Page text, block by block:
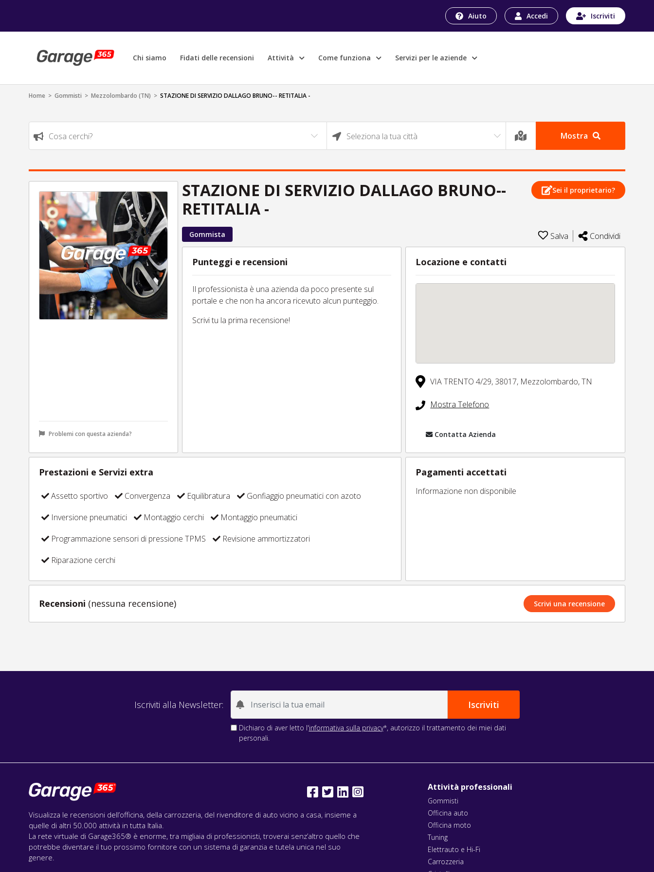
Aiuto Accedi Iscriviti
Chi siamo Fidati delle recensioni Attività Come funziona Servizi per le aziende
Home > Gommisti > Mezzolombardo (TN) > STAZIONE DI SERVIZIO DALLAGO BRUNO-- RETITALIA -
Cosa cerchi? Seleziona la tua città Mostra
Problemi con questa azienda?
STAZIONE DI SERVIZIO DALLAGO BRUNO--
RETITALIA -
Sei il proprietario?
Gommista Salva Condividi
Punteggi e recensioni
Il professionista è una azienda da poco presente sul
portale e che non ha ancora ricevuto alcun punteggio.
Scrivi tu la prima recensione!
Locazione e contatti
VIA TRENTO 4/29, 38017, Mezzolombardo,TN
Mostra Telefono
Contatta Azienda
Prestazioni e Servizi extra
Assetto sportivo Convergenza Equilibratura
Gonfiaggio pneumatici con azoto
Inversione pneumatici
Montaggio cerchi
Montaggio pneumatici
Programmazione sensori di pressione TPMS
Revisione ammortizzatori
Riparazione cerchi
Pagamenti accettati
Informazione non disponibile
Recensioni (nessuna recensione) Scrivi una recensione
Iscriviti alla Newsletter:
Dichiaro di aver letto l'informativa sulla privacy*, autorizzo il trattamento dei miei dati
personali.
Visualizza le recensioni dell’officina, della carrozzeria, del rivenditore di auto vicino a casa, insieme a
quelle di altri 50.000 attività in tutta Italia.
La rete virtuale di Garage365® è enorme, tra migliaia di professionisti, troverai senz’altro quello che
potrebbe diventare il tuo prossimo fornitore con un sistema di garanzia e tutela unica nel suo
genere.
Attività professionali
Gommisti
Officina auto
Officina moto
Tuning
Elettrauto e Hi-Fi
Carrozzeria